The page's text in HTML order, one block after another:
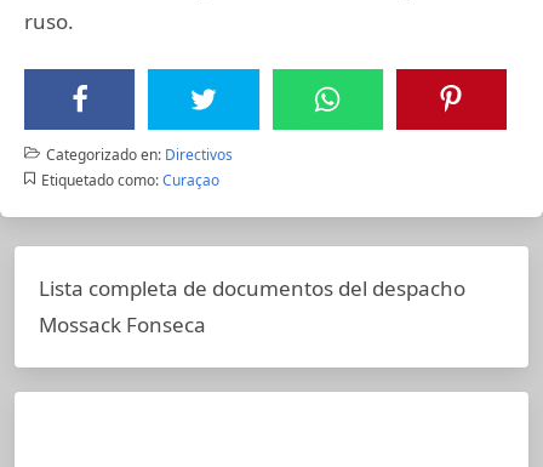
ruso.
Categorizado en: Directivos
Etiquetado como: Curaçao
Lista completa de documentos del despacho
Mossack Fonseca